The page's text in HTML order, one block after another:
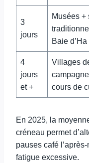
3
jours
Musées +
Baie
4
jours
et +
Villages
cours de
En 2025, la
créneau permet
pauses café
fatigue excessive.